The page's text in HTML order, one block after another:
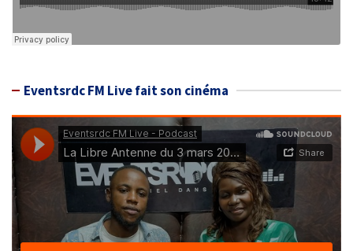
Eventsrdc FM Live fait son cinéma